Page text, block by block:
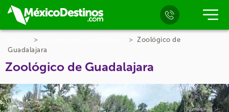
Zoológico de
Guadalajara
Zoológico de Guadalajara